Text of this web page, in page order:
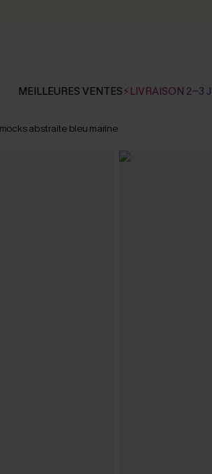
MEILLEURES VENTES⚡LIVRAISON 2-3 J
abstraite bleu marine